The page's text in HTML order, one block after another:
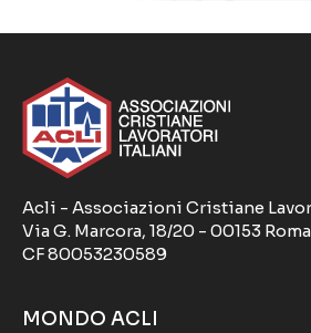
Acli - Associazioni Cristiane
Via G. Marcora, 18/20 - 00153
CF 80053230589
MONDO ACLI